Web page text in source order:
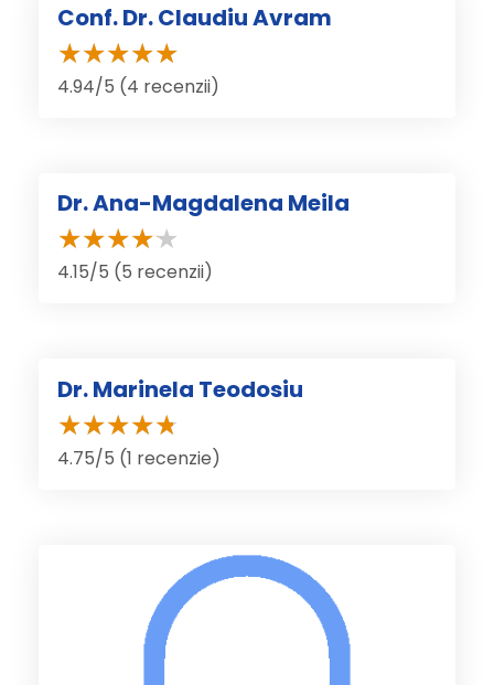
Conf. Dr. Claudiu Avram
4.94/5 (4 recenzii)
Dr. Ana-Magdalena Meila
4.15/5 (5 recenzii)
Dr. Marinela Teodosiu
4.75/5 (1 recenzie)